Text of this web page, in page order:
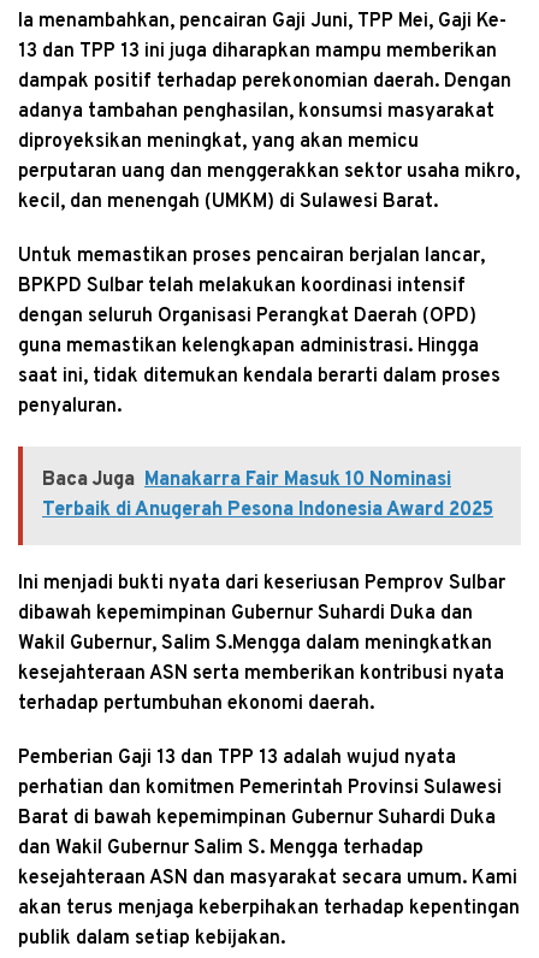
Ia menambahkan, pencairan Gaji Juni, TPP Mei, Gaji Ke-
13 dan TPP 13 ini juga diharapkan mampu memberikan
dampak positif terhadap perekonomian daerah. Dengan
adanya tambahan penghasilan, konsumsi masyarakat
diproyeksikan meningkat, yang akan memicu
perputaran uang dan menggerakkan sektor usaha mikro,
kecil, dan menengah (UMKM) di Sulawesi Barat.
Untuk memastikan proses pencairan berjalan lancar,
BPKPD Sulbar telah melakukan koordinasi intensif
dengan seluruh Organisasi Perangkat Daerah (OPD)
guna memastikan kelengkapan administrasi. Hingga
saat ini, tidak ditemukan kendala berarti dalam proses
penyaluran.
Baca Juga Manakarra Fair Masuk 10 Nominasi
Terbaik di Anugerah Pesona Indonesia Award 2025
Ini menjadi bukti nyata dari keseriusan Pemprov Sulbar
dibawah kepemimpinan Gubernur Suhardi Duka dan
Wakil Gubernur, Salim S.Mengga dalam meningkatkan
kesejahteraan ASN serta memberikan kontribusi nyata
terhadap pertumbuhan ekonomi daerah.
Pemberian Gaji 13 dan TPP 13 adalah wujud nyata
perhatian dan komitmen Pemerintah Provinsi Sulawesi
Barat di bawah kepemimpinan Gubernur Suhardi Duka
dan Wakil Gubernur Salim S. Mengga terhadap
kesejahteraan ASN dan masyarakat secara umum. Kami
akan terus menjaga keberpihakan terhadap kepentingan
publik dalam setiap kebijakan.